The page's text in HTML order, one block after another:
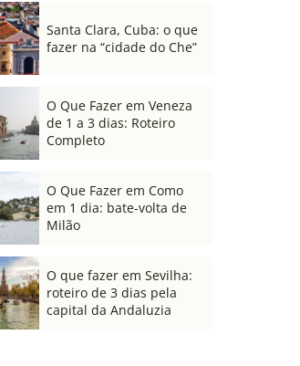
Santa Clara, Cuba: o que
fazer na “cidade do Che”
O Que Fazer em Veneza
de 1 a 3 dias: Roteiro
Completo
O Que Fazer em Como
em 1 dia: bate-volta de
Milão
O que fazer em Sevilha:
roteiro de 3 dias pela
capital da Andaluzia